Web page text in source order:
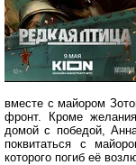
вместе с майором
фронт. Кроме
домой с победой,
поквитаться с
которого погиб её